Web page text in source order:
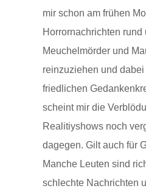
mir schon am frühen
Horrornachrichten rund
Meuchelmörder und
reinzuziehen und
friedlichen
scheint mir die
Realitiyshows noch
dagegen. Gilt auch für
Manche Leuten sind
schlechte Nachrichten